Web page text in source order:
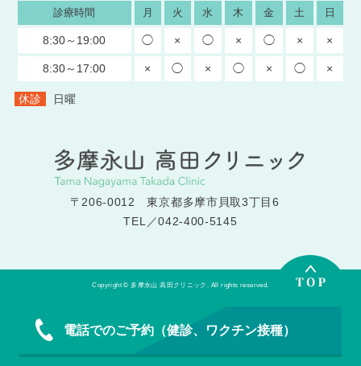
電話でのご予約（健診、ワクチン接種）
診療時間 月 火 水 木 金 土 日
8:30～19:00 ◯ × ◯ × ◯ × ×
8:30～17:00 × ◯ × ◯ × ◯ ×
休診 日曜
〒206-0012 東京都多摩市貝取3丁目6
TEL／042-400-5145
Copyright © 多摩永山 高田クリニック. All rights reserved.